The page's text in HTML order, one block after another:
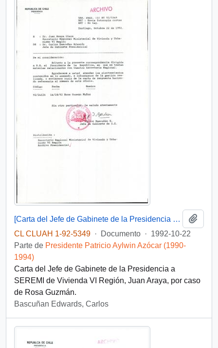
[Carta del Jefe de Gabinete de la Presidencia a SEREMI de Vivienda VI Región]
CL CLUAH 1-92-5349 · Documento · 1992-10-22
Parte de Presidente Patricio Aylwin Azócar (1990-
1994)
Carta del Jefe de Gabinete de la Presidencia a
SEREMI de Vivienda VI Región, Juan Araya, por caso
de Rosa Guzmán.
Bascuñan Edwards, Carlos